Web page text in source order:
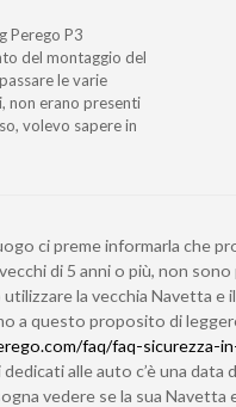
Perego P3
del montaggio del
le varie
non erano presenti
volevo sapere in
ci preme informarla che
di 5 anni o più, non sono
la vecchia Navetta e
a questo proposito di
faq/faq-sicurezza-
alle auto c’è una data
vedere se la sua Navetta